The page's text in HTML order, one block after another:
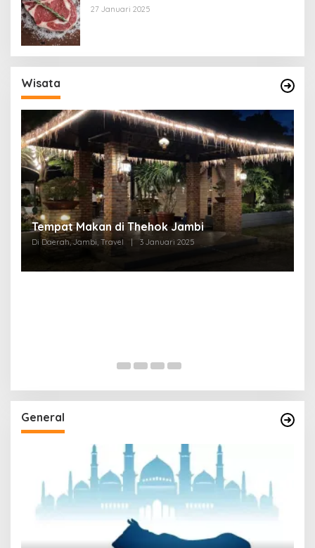
27 Januari 2025
Wisata
Tempat Makan di Thehok Jambi
Di Daerah, Jambi, Travel 3 Januari 2025
General